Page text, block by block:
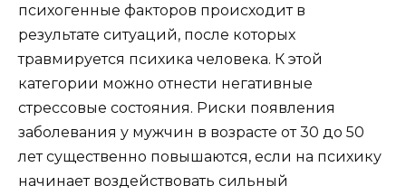
психогенные факторов происходит в
результате ситуаций, после которых
травмируется психика человека. К этой
категории можно отнести негативные
стрессовые состояния. Риски появления
заболевания у мужчин в возрасте от 30 до 50
лет существенно повышаются, если на психику
начинает воздействовать сильный